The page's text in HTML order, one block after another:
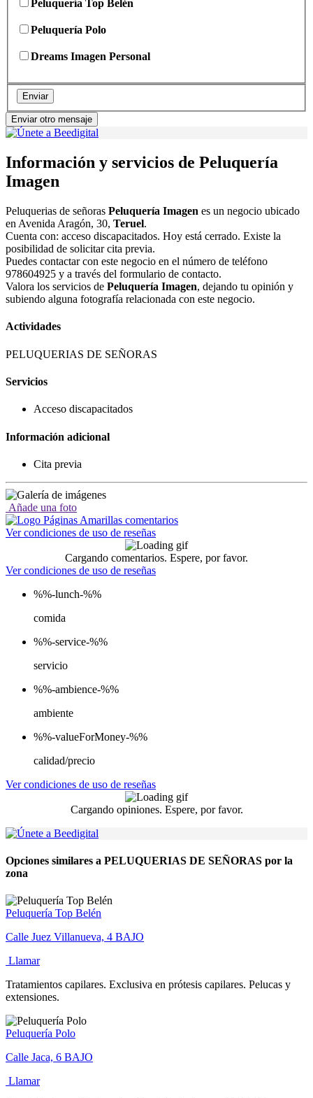
Peluquería Top Belén
Peluquería Polo
Dreams Imagen Personal
Enviar
Enviar otro mensaje
Información y servicios de Peluquería
Imagen
Peluquerias de señoras Peluquería Imagen es un negocio ubicado
en Avenida Aragón, 30, Teruel.
Cuenta con: acceso discapacitados. Hoy está cerrado. Existe la
posibilidad de solicitar cita previa.
Puedes contactar con este negocio en el número de teléfono
978604925 y a través del formulario de contacto.
Valora los servicios de Peluquería Imagen, dejando tu opinión y
subiendo alguna fotografía relacionada con este negocio.
Actividades
PELUQUERIAS DE SEÑORAS
Servicios
Acceso discapacitados
Información adicional
Cita previa
Añade una foto
Ver condiciones de uso de reseñas
Cargando comentarios. Espere, por favor.
Ver condiciones de uso de reseñas
%%-lunch-%%
comida
%%-service-%%
servicio
%%-ambience-%%
ambiente
%%-valueForMoney-%%
calidad/precio
Ver condiciones de uso de reseñas
Cargando opiniones. Espere, por favor.
Opciones similares a PELUQUERIAS DE SEÑORAS por la
zona
Peluquería Top Belén
Calle Juez Villanueva, 4 BAJO
Llamar
Tratamientos capilares. Exclusiva en prótesis capilares. Pelucas y
extensiones.
Peluquería Polo
Calle Jaca, 6 BAJO
Llamar